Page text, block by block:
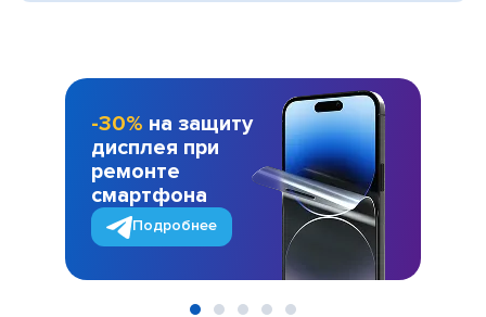
-30% на защиту
дисплея при
ремонте
смартфона
Подробнее